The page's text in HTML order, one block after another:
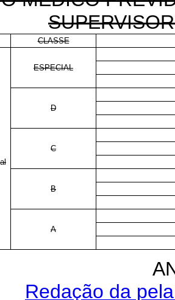
CLASSE
ESPECIAL
D
C
B
A
Redação da